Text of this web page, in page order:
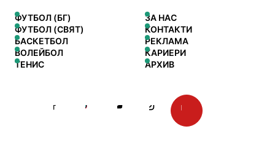
ФУТБОЛ (БГ)
ФУТБОЛ (СВЯТ)
БАСКЕТБОЛ
ВОЛЕЙБОЛ
ТЕНИС
ЗА НАС
КОНТАКТИ
РЕКЛАМА
КАРИЕРИ
АРХИВ